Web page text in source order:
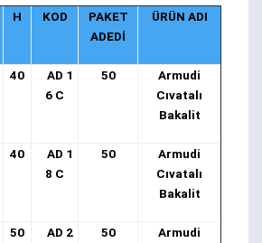
H KOD
PAKET
ADEDİ
ÜRÜN ADI
40
AD 1
6 C
50
Armudi
Cıvatalı
Bakalit
40
AD 1
8 C
50
Armudi
Cıvatalı
Bakalit
50
AD 2
50
Armudi